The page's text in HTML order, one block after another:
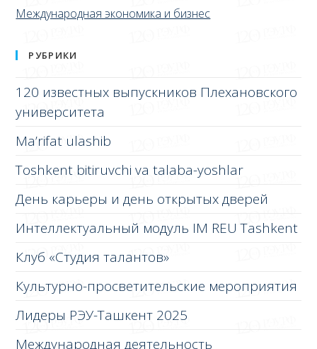
Международная экономика и бизнес
РУБРИКИ
120 известных выпускников Плехановского
университета
Ma’rifat ulashib
Toshkent bitiruvchi va talaba-yoshlar
День карьеры и день открытых дверей
Интеллектуальный модуль IM REU Tashkent
Клуб «Студия талантов»
Культурно-просветительские мероприятия
Лидеры РЭУ-Ташкент 2025
Международная деятельность